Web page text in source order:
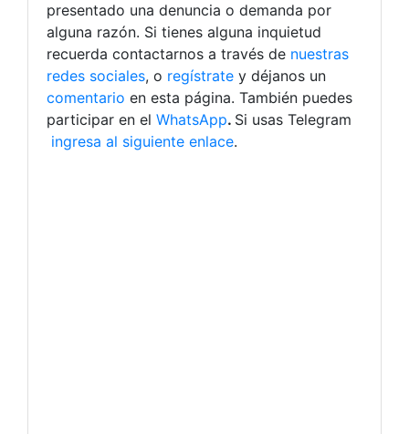
presentado una denuncia o demanda por
alguna razón. Si tienes alguna inquietud
recuerda contactarnos a través de nuestras
redes sociales, o regístrate y déjanos un
comentario en esta página. También puedes
participar en el WhatsApp. Si usas Telegram
ingresa al siguiente enlace.